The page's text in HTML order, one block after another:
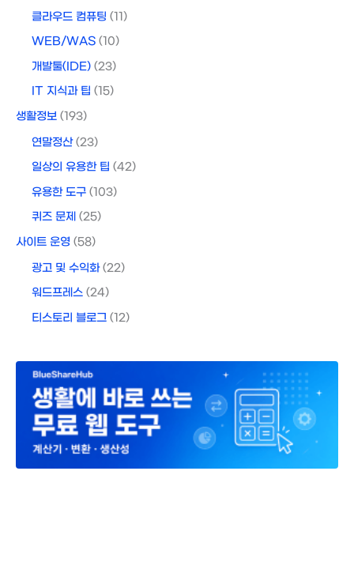
클라우드 컴퓨팅 (11)
WEB/WAS (10)
개발툴(IDE) (23)
IT 지식과 팁 (15)
생활정보 (193)
연말정산(23)
일상의 유용한 팁 (42)
유용한 도구 (103)
퀴즈 문제 (25)
사이트 운영 (58)
광고 및 수익화(22)
워드프레스 (24)
티스토리 블로그 (12)